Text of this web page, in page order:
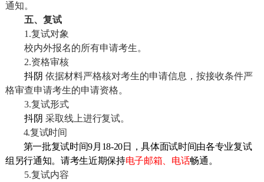
通知。
五、复试
1.复试对象
校内外报名的所有申请考生。
2.资格审核
抖阴 依据材料严格核对考生的申请信息，按接收条件严
格审查申请考生的申请资格。
3.复试形式
抖阴 采取线上进行复试。
4.复试时间
第一批复试时间9月 18-20日，具体面试时间由各专业复试
组另行通知。请考生近期保持电子邮箱、电话畅通。
5.复试内容